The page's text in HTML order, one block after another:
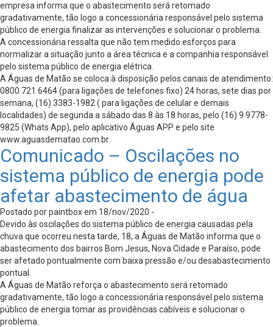
empresa informa que o abastecimento será retomado
gradativamente, tão logo a concessionária responsável pelo sistema
público de energia finalizar as intervenções e solucionar o problema.
A concessionária ressalta que não tem medido esforços para
normalizar a situação junto a área técnica e a companhia responsável
pelo sistema público de energia elétrica.
A Águas de Matão se coloca à disposição pelos canais de atendimento:
0800 721 6464 (para ligações de telefones fixo) 24 horas, sete dias por
semana, (16) 3383-1982 ( para ligações de celular e demais
localidades) de segunda a sábado das 8 às 18 horas, pelo (16) 9 9778-
9825 (Whats App), pelo aplicativo Águas APP e pelo site
www.aguasdematao.com.br.
Comunicado – Oscilações no
sistema público de energia pode
afetar abastecimento de água
Postado por paintbox em 18/nov/2020 -
Devido às oscilações do sistema público de energia causadas pela
chuva que ocorreu nesta tarde, 18, a Águas de Matão informa que o
abastecimento dos bairros Bom Jesus, Nova Cidade e Paraíso, pode
ser afetado pontualmente com baixa pressão e/ou desabastecimento
pontual.
A Águas de Matão reforça o abastecimento será retomado
gradativamente, tão logo a concessionária responsável pelo sistema
público de energia tomar as providências cabíveis e solucionar o
problema.